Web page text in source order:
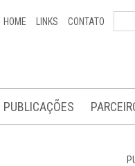
HOME LINKS CONTATO
PUBLICAÇÕES